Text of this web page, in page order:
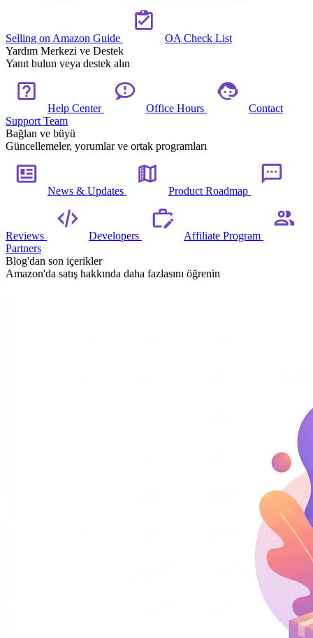
Selling on Amazon Guide
OA Check List
Yardım Merkezi ve Destek
Yanıt bulun veya destek alın
Help Center Office Hours
Contact
Support Team
Bağlan ve büyü
Güncellemeler, yorumlar ve ortak programları
News & Updates Product Roadmap
Reviews Developers
Affiliate Program
Partners
Blog'dan son içerikler
Amazon'da satış hakkında daha fazlasını öğrenin